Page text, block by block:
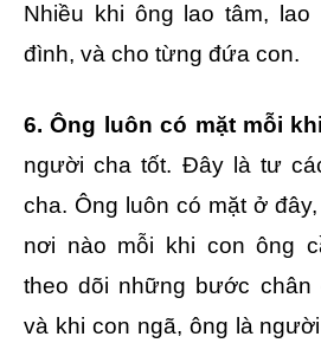
Nhiều khi ông lao tâm,
đình, và cho từng đứa con.
6. Ông luôn có mặt mỗi
người cha tốt. Đây là tư
cha. Ông luôn có mặt ở
nơi nào mỗi khi con ông
theo dõi những bước chân
và khi con ngã, ông là